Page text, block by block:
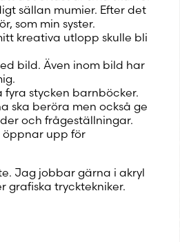
sällan mumier. Efter det
som min syster.
kreativa utlopp skulle bli
bild. Även inom bild har
stycken barnböcker.
ska beröra men också ge
och frågeställningar.
upp för
Jag jobbar gärna i akryl
grafiska trycktekniker.